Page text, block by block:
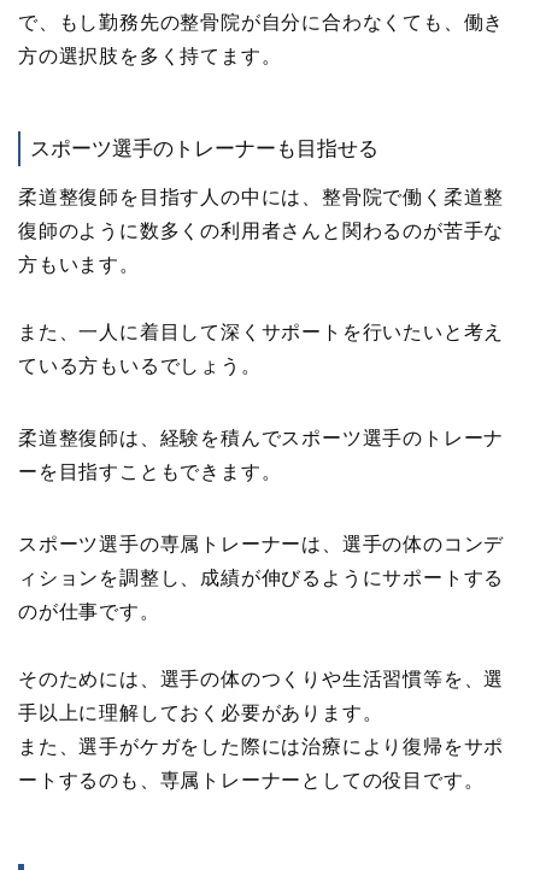
で、もし勤務先の整骨院が自分に合わなくても、働き
方の選択肢を多く持てます。
スポーツ選手のトレーナーも目指せる
柔道整復師を目指す人の中には、整骨院で働く柔道整
復師のように数多くの利用者さんと関わるのが苦手な
方もいます。
また、一人に着目して深くサポートを行いたいと考え
ている方もいるでしょう。
柔道整復師は、経験を積んでスポーツ選手のトレーナ
ーを目指すこともできます。
スポーツ選手の専属トレーナーは、選手の体のコンデ
ィションを調整し、成績が伸びるようにサポートする
のが仕事です。
そのためには、選手の体のつくりや生活習慣等を、選
手以上に理解しておく必要があります。
また、選手がケガをした際には治療により復帰をサポ
ートするのも、専属トレーナーとしての役目です。